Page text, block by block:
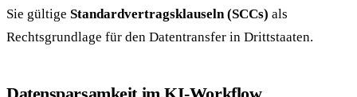
Sie gültige Standardvertragsklauseln (SCCs) als
Rechtsgrundlage für den Datentransfer in Drittstaaten.